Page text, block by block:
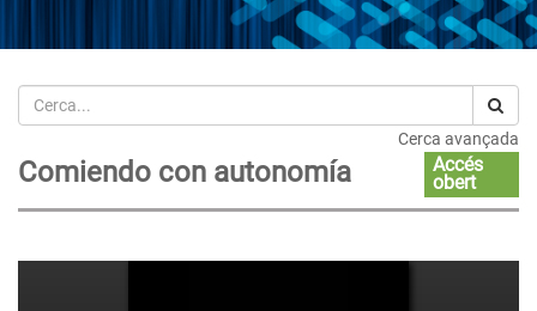
Cerca
Cerca avançada
Comiendo con autonomía
Accés
obert